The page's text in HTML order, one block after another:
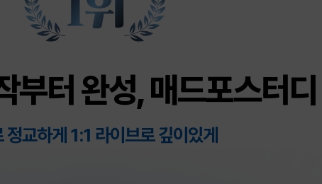
부터 완성, 매드포스터디
정교하게 1:1 라이브로 깊이있게